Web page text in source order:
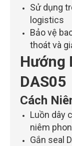
Sử dụng
logistics
Bảo vệ
thoát và
Hướng
DAS05
Cách
Luồn dây
niêm
Gắn seal